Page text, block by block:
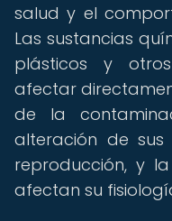
salud y el
Las sustancias
plásticos y
afectar
de la
alteración de
reproducción, y
afectan su